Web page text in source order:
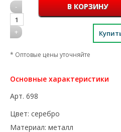
-
1
+
* Оптовые цены уточняйте
Основные характеристики
Арт. 698
Цвет: серебро
Материал: металл